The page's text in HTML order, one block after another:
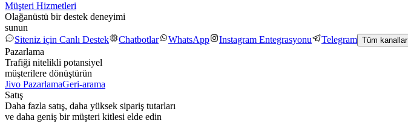
Müşteri Hizmetleri
Olağanüstü bir destek deneyimi
sunun
Siteniz için Canlı Destek
Chatbotlar WhatsApp Instagram Entegrasyonu Telegram Tüm kanallar
Pazarlama
Trafiği nitelikli potansiyel
müşterilere dönüştürün
Jivo PazarlamaGeri-arama
Satış
Daha fazla satış, daha yüksek sipariş tutarları
ve daha geniş bir müşteri kitlesi elde edin